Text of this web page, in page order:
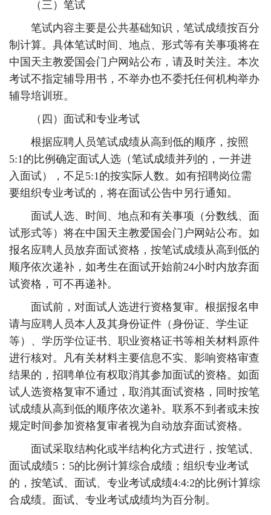
（三）笔试
笔试内容主要是公共基础知识，笔试成绩按百分
制计算。具体笔试时间、地点、形式等有关事项将在
中国天主教爱国会门户网站公布，请及时关注。本次
考试不指定辅导用书，不举办也不委托任何机构举办
辅导培训班。
（四）面试和专业考试
根据应聘人员笔试成绩从高到低的顺序，按照
5:1的比例确定面试人选（笔试成绩并列的，一并进
入面试），不足5:1的按实际人数。如有招聘岗位需
要组织专业考试的，将在面试公告中另行通知。
面试人选、时间、地点和有关事项（分数线、面
试形式等）将在中国天主教爱国会门户网站公布。如
报名应聘人员放弃面试资格，按笔试成绩从高到低的
顺序依次递补，如考生在面试开始前24小时内放弃面
试资格，可不再递补。
面试前，对面试人选进行资格复审。根据报名申
请与应聘人员本人及其身份证件（身份证、学生证
等）、学历学位证书、职业资格证书等相关材料原件
进行核对。凡有关材料主要信息不实、影响资格审查
结果的，招聘单位有权取消其参加面试的资格。如面
试人选资格复审不通过，取消其面试资格，同时按笔
试成绩从高到低的顺序依次递补。联系不到者或未按
规定时间参加资格复审者视为自动放弃面试资格。
面试采取结构化或半结构化方式进行，按笔试、
面试成绩5：5的比例计算综合成绩；组织专业考试
的，按笔试、面试、专业考试成绩4:4:2的比例计算综
合成绩。面试、专业考试成绩均为百分制。